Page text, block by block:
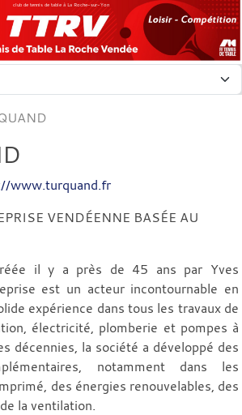
club de tennis de table à La Roche-sur-Yon
www.turquand.fr
VENDÉENNE BASÉE AU
il y a près de 45 ans par Yves
est un acteur incontournable en
expérience dans tous les travaux de
électricité, plomberie et pompes à
décennies, la société a développé des
notamment dans les
des énergies renouvelables, des
la ventilation.
cookies